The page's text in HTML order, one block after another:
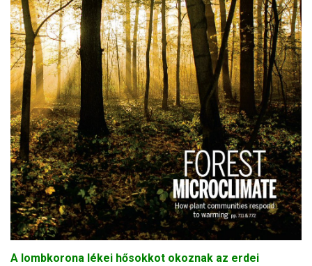
A lombkorona lékei hősokkot okoznak az erdei